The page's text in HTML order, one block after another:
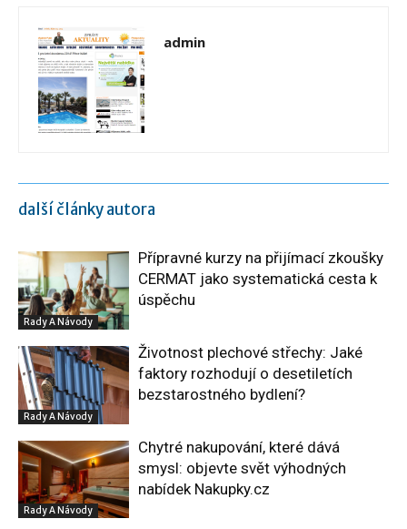
admin
další články autora
Rady A Návody
Přípravné kurzy na přijímací zkoušky
CERMAT jako systematická cesta k
úspěchu
Rady A Návody
Životnost plechové střechy: Jaké
faktory rozhodují o desetiletích
bezstarostného bydlení?
Rady A Návody
Chytré nakupování, které dává
smysl: objevte svět výhodných
nabídek Nakupky.cz